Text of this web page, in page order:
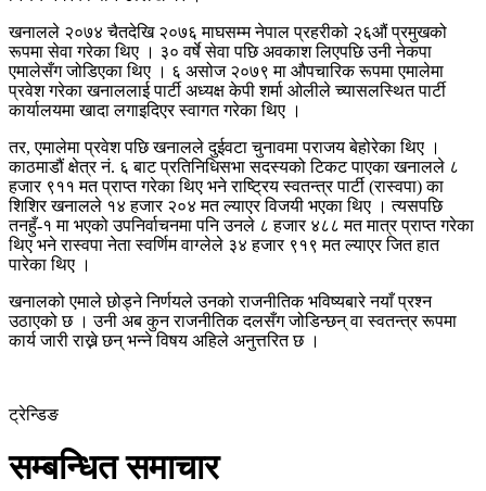
खनालले २०७४ चैतदेखि २०७६ माघसम्म नेपाल प्रहरीको २६औं प्रमुखको
रूपमा सेवा गरेका थिए । ३० वर्षे सेवा पछि अवकाश लिएपछि उनी नेकपा
एमालेसँग जोडिएका थिए । ६ असोज २०७९ मा औपचारिक रूपमा एमालेमा
प्रवेश गरेका खनाललाई पार्टी अध्यक्ष केपी शर्मा ओलीले च्यासलस्थित पार्टी
कार्यालयमा खादा लगाइदिएर स्वागत गरेका थिए ।
तर, एमालेमा प्रवेश पछि खनालले दुईवटा चुनावमा पराजय बेहोरेका थिए ।
काठमाडौं क्षेत्र नं. ६ बाट प्रतिनिधिसभा सदस्यको टिकट पाएका खनालले ८
हजार ९११ मत प्राप्त गरेका थिए भने राष्ट्रिय स्वतन्त्र पार्टी (रास्वपा) का
शिशिर खनालले १४ हजार २०४ मत ल्याएर विजयी भएका थिए । त्यसपछि
तनहुँ-१ मा भएको उपनिर्वाचनमा पनि उनले ८ हजार ४८८ मत मात्र प्राप्त गरेका
थिए भने रास्वपा नेता स्वर्णिम वाग्लेले ३४ हजार ९१९ मत ल्याएर जित हात
पारेका थिए ।
खनालको एमाले छोड्ने निर्णयले उनको राजनीतिक भविष्यबारे नयाँ प्रश्न
उठाएको छ । उनी अब कुन राजनीतिक दलसँग जोडिन्छन् वा स्वतन्त्र रूपमा
कार्य जारी राख्ने छन् भन्ने विषय अहिले अनुत्तरित छ ।
ट्रेन्डिङ
सम्बन्धित समाचार